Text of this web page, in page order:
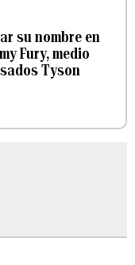
su nombre en
Fury, medio
Tyson